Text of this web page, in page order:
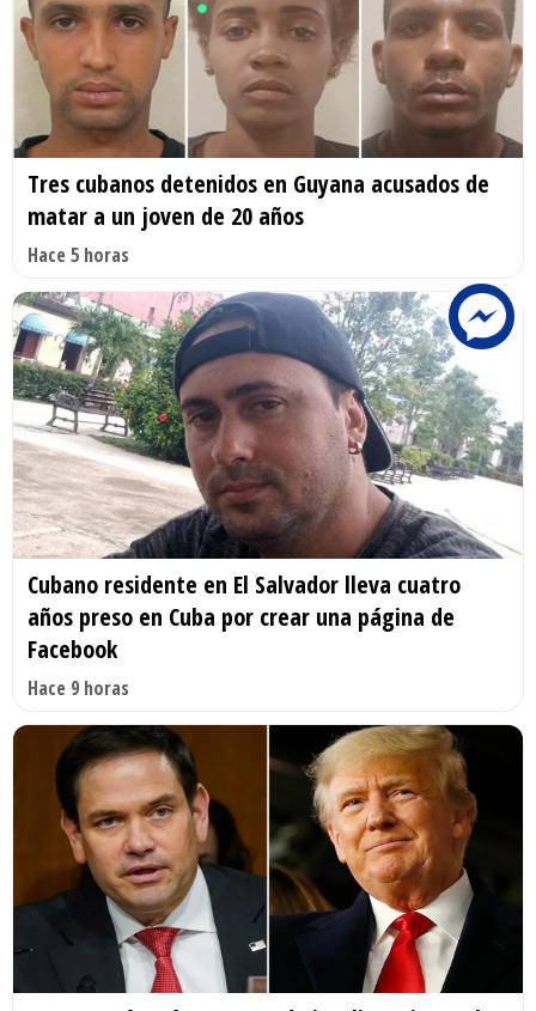
Tres cubanos detenidos en Guyana acusados de
matar a un joven de 20 años
Hace 5 horas
Cubano residente en El Salvador lleva cuatro
años preso en Cuba por crear una página de
Facebook
Hace 9 horas